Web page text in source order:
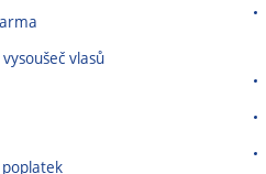
vlasů
poplatek